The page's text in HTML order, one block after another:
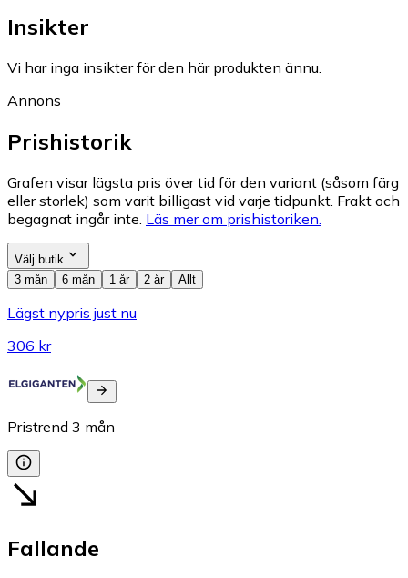
Insikter
Vi har inga insikter för den här produkten ännu.
Annons
Prishistorik
Grafen visar lägsta pris över tid för den variant (såsom färg
eller storlek) som varit billigast vid varje tidpunkt. Frakt och
begagnat ingår inte. Läs mer om prishistoriken.
Välj butik
3 mån
6 mån 1 år 2 år Allt
Lägst nypris just nu
306 kr
Pristrend 3 mån
Fallande